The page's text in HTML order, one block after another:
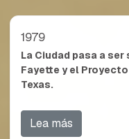
1979
La Ciudad pasa a
Fayette y el
Texas.
Lea más